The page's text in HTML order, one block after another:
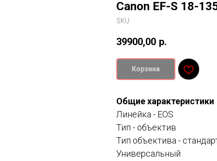
Canon EF-S 18-
SKU:
39900,00 р.
Корзина
Общие характеристики
Линейка - EOS
Тип - объектив
Тип объектива -
Универсальный